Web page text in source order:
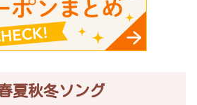
夏秋冬ソング